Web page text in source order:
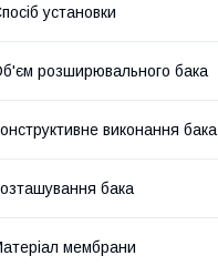
установки
розширювального бака
виконання бака
бака
мембрани